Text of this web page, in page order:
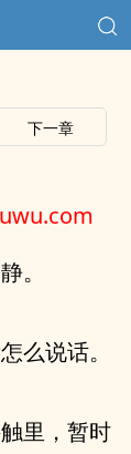
下一章
。
么说话。
里，暂时